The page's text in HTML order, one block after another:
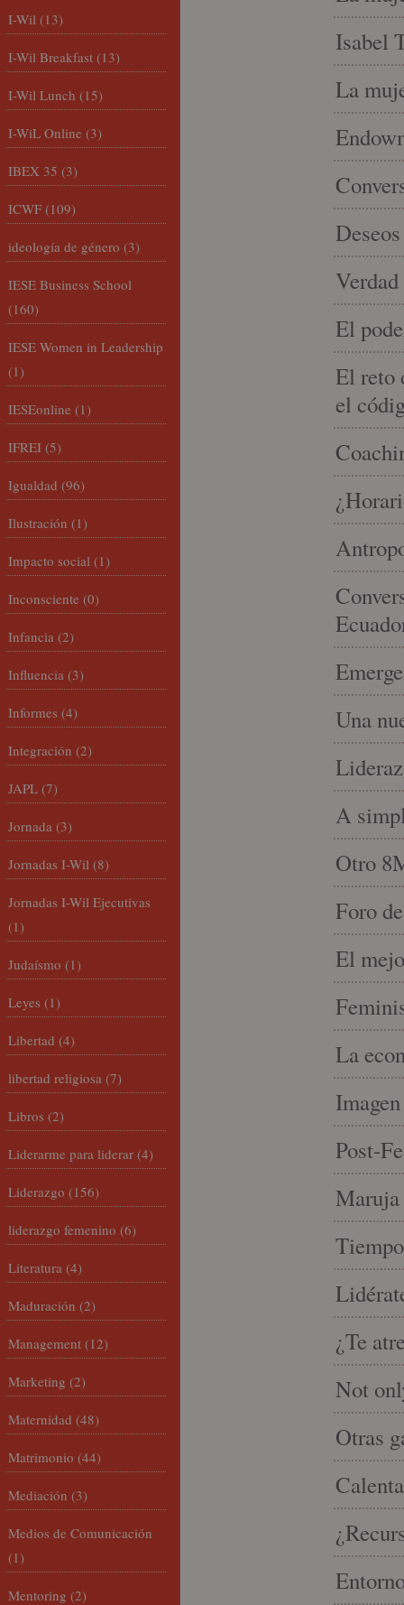
Isabel
La
El
El reto
el
Una
A
Otro
Foro
El
La
Post-
Maruja
¿Te
Not
Otras
I-Wil (13)
I-Wil Breakfast (13)
I-Wil Lunch (15)
I-WiL Online (3)
IBEX 35 (3)
ICWF (109)
ideología de género (3)
IESE Business School
(160)
IESE Women in Leadership
(1)
IESEonline (1)
IFREI (5)
Igualdad (96)
Ilustración (1)
Impacto social (1)
Inconsciente (0)
Infancia (2)
Influencia (3)
Informes (4)
Integración (2)
JAPL (7)
Jornada (3)
Jornadas I-Wil (8)
Jornadas I-Wil Ejecutivas
(1)
Judaísmo (1)
Leyes (1)
Libertad (4)
libertad religiosa (7)
Libros (2)
Liderarme para liderar (4)
Liderazgo (156)
liderazgo femenino (6)
Literatura (4)
Maduración (2)
Management (12)
Marketing (2)
Maternidad (48)
Matrimonio (44)
Mediación (3)
Medios de Comunicación
(1)
Mentoring (2)